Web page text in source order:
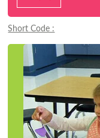
Short Code :